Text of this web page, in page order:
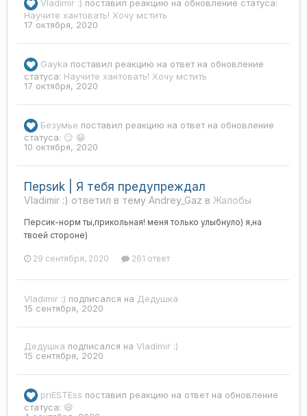
Vladimir :) поставил реакцию на обновление статуса:
Научите хантовать! Хочу мстить
17 октября, 2020
Gayka поставил реакцию на ответ на обновление
статуса: Научите хантовать! Хочу мстить
17 октября, 2020
Безумье поставил реакцию на ответ на обновление
статуса: 😏 😁
10 октября, 2020
Перsиk | Я тебя предупреждал
Vladimir :) ответил в тему Andrey_Gaz в Жалобы
Персик-норм ты,прикольная! меня только улыбнуло) я,на
твоей стороне)
29 сентября, 2020 261 ответ
Vladimir :) подписался на Дедушка
15 сентября, 2020
Дедушка подписался на Vladimir :)
15 сентября, 2020
priESTEss поставил реакцию на ответ на обновление
статуса: 😄